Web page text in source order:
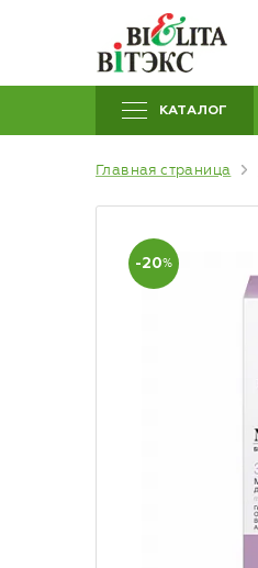
КАТАЛОГ
Главная страница
-20%